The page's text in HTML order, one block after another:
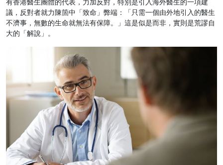
有香港醫生團體的代表，力加反對，特別是引入海外醫生的一項建
議，反對者就力陳箇中「致命」弊端：「只需一個由外地引入的醫生
不濟事，無數的生命就無法有保障。」這是似是而非，實則是荒謬自
大的「解說」。